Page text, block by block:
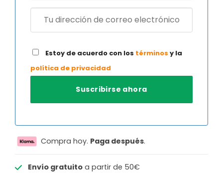
Estoy de acuerdo con los términos y la
política de privacidad
Compra hoy. Paga después.
Envío gratuitoa partir de 50€